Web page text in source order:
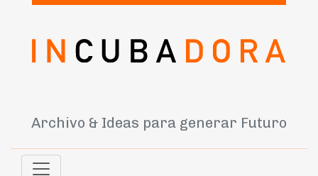
Archivo & Ideas para generar Futuro